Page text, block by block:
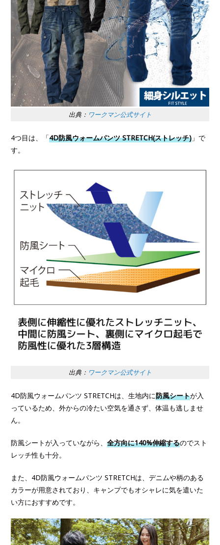
出典： ワークマン公式サイト
4つ目は、「4D防風ウォームパンツ STRETCH(ストレッチ) 」で
す。
出典： ワークマン公式サイト
4D防風ウォームパンツ STRETCHは、生地内に防風シートが入
っているため、外からの冷たい空気を通さず、体温も逃しませ
ん。
防風シートが入っていながら、全方向に140%伸縮するのでスト
レッチ性も十分。
また、4D防風ウォームパンツ STRETCHは、デニムや柄のある
カラーが用意されており、キャンプでもオシャレに気を遣いた
い方におすすめです。